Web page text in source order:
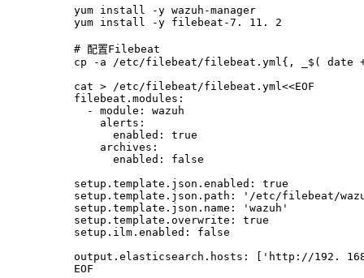
yum install -y wazuh-manager
yum install -y filebeat-7. 11. 2
# 配置Filebeat
cp -a /etc/filebeat/filebeat.yml{, _$( date
cat > /etc/filebeat/filebeat.yml<<EOF
filebeat.modules:
  - module: wazuh
    alerts:
      enabled: true
    archives:
      enabled: false
setup.template.json.enabled: true
setup.template.json.path: '/etc/filebeat/
setup.template.json.name: 'wazuh'
setup.template.overwrite: true
setup.ilm.enabled: false
output.elasticsearch.hosts: ['http://192.
EOF